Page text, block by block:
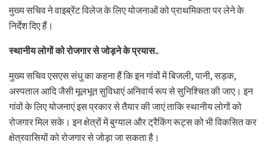
मुख्य सचिव ने वाइब्रेंट विलेज के लिए योजनाओं को प्राथमिकता पर लेने के
निर्देश दिए हैं।
स्थानीय लोगों को रोजगार से जोड़ने के प्रयास..
मुख्य सचिव एसएस संधु का कहना हैं कि इन गांवों में बिजली, पानी, सड़क,
अस्पताल आदि जैसी मूलभूत सुविधाएं अनिवार्य रूप से सुनिश्चित की जाए। इन
गांवों के लिए योजनाएं इस प्रकार से तैयार की जाएं ताकि स्थानीय लोगों को
रोजगार मिल सके। इन क्षेत्रों में बुग्याल और ट्रैकिंग रूट्स को भी विकसित कर
क्षेत्रवासियों को रोजगार से जोड़ा जा सकता है।